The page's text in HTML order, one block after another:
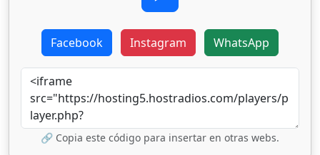
Facebook Instagram WhatsApp
🔗 Copia este código para insertar en otras webs.